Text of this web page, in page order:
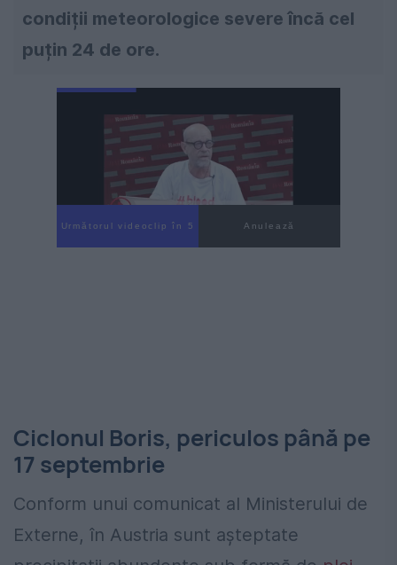
condiții meteorologice severe încă cel
puțin 24 de ore.
Următorul videoclip în 4 Anulează
Ciclonul Boris, periculos până pe
17 septembrie
Conform unui comunicat al Ministerului de
Externe, în Austria sunt așteptate